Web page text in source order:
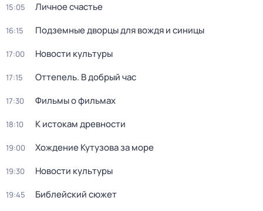
15:05 Личное счастье
16:15 Подземные дворцы для вождя и синицы
17:00 Новости культуры
17:15 Оттепель. В добрый час
17:30 Фильмы о фильмах
18:10 К истокам древности
19:00 Хождение Кутузова за море
19:30 Новости культуры
19:45 Библейский сюжет